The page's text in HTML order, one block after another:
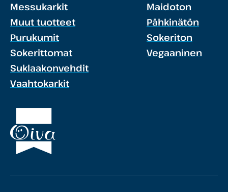
Messukarkit
Muut tuotteet
Purukumit
Sokerittomat
Suklaakonvehdit
Vaahtokarkit
Maidoton
Pähkinätön
Sokeriton
Vegaaninen